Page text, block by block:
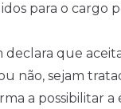
para o cargo
que
não, sejam
a possibilitar a